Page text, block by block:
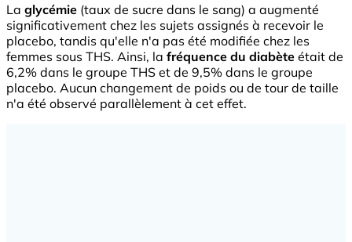
La glycémie (taux de sucre dans le sang) a augmenté
significativement chez les sujets assignés à recevoir le
placebo, tandis qu'elle n'a pas été modifiée chez les
femmes sous THS. Ainsi, la fréquence du diabète était de
6,2% dans le groupe THS et de 9,5% dans le groupe
placebo. Aucun changement de poids ou de tour de taille
n'a été observé parallèlement à cet effet.